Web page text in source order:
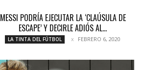
MESSI PODRÍA EJECUTAR LA ‘CLAÚSULA DE
ESCAPE’ Y DECIRLE ADIÓS AL...
LA TINTA DEL FÚTBOL FEBRERO 6, 2020
IPSUM DOLOR SIT AMET CONSE CTETUR